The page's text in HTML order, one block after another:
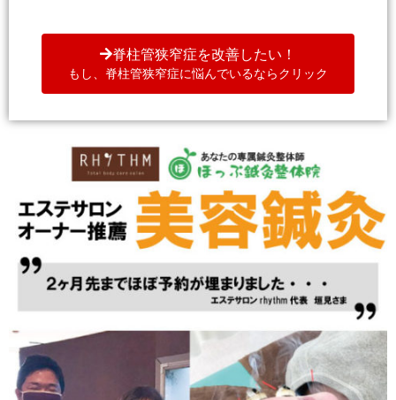
脊柱管狭窄症を改善したい！
もし、脊柱管狭窄症に悩んでいるならクリック